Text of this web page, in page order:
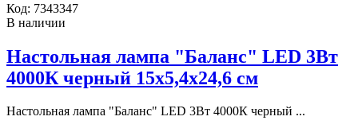
Код: 7343347
В наличии
Настольная лампа "Баланс" LED 3Вт
4000К черный 15х5,4х24,6 см
Настольная лампа "Баланс" LED 3Вт 4000К черный ...